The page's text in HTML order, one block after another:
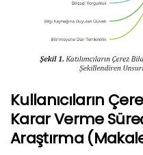
Kullanıcıların
Karar Verme
Araştırma